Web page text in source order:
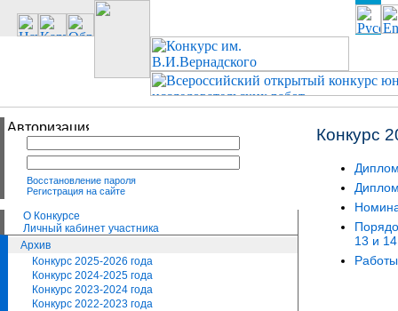
Восстановление пароля
Регистрация на сайте
О Конкурсе
Личный кабинет участника
Архив
Конкурс 2025-2026 года
Конкурс 2024-2025 года
Конкурс 2023-2024 года
Конкурс 2022-2023 года
Конкурс
13 и